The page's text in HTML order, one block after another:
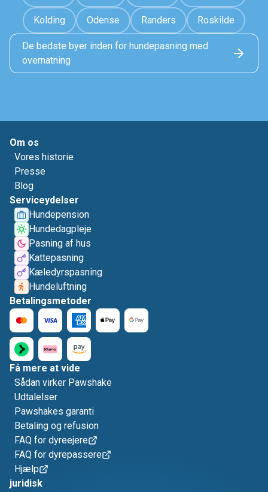
Kolding Odense Randers Roskilde
De bedste byer inden for hundepasning med
overnatning
Om os
Vores historie
Presse
Blog
Serviceydelser
Hundepension
Hundedagpleje
Pasning af hus
Kattepasning
Kæledyrspasning
Hundeluftning
Betalingsmetoder
Få mere at vide
Sådan virker Pawshake
Udtalelser
Pawshakes garanti
Betaling og refusion
FAQ for dyreejere
FAQ for dyrepassere
Hjælp
juridisk